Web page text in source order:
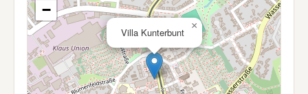
Villa Kunterbunt
×
−